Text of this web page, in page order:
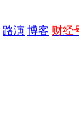
路演 博客 财经